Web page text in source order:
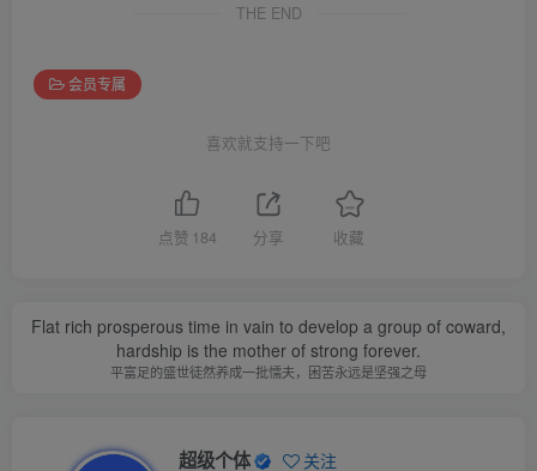
THE END
会员专属
喜欢就支持一下吧
点赞 184 分享 收藏
Flat rich prosperous time in vain to develop a group of coward,
hardship is the mother of strong forever.
平富足的盛世徒然养成一批懦夫，困苦永远是坚强之母
超级个体 关注